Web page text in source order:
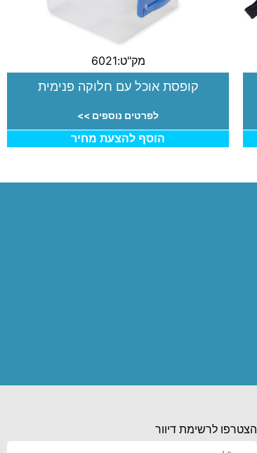
מק"ט:6021
קופסת אוכל עם חלוקה פנימית
לפרטים נוספים >>
הוסף להצעת מחיר
הצטרפו לרשימת דיוור